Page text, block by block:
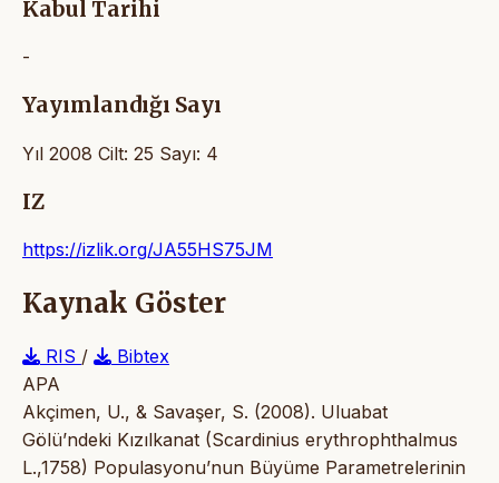
Kabul Tarihi
-
Yayımlandığı Sayı
Yıl 2008 Cilt: 25 Sayı: 4
IZ
https://izlik.org/JA55HS75JM
Kaynak Göster
RIS /
Bibtex
APA
Akçimen, U., & Savaşer, S. (2008). Uluabat
Gölü’ndeki Kızılkanat (Scardinius erythrophthalmus
L.,1758) Populasyonu’nun Büyüme Parametrelerinin